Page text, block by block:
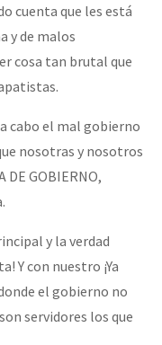
cuenta que les está
y de malos
cosa tan brutal que
cabo el mal gobierno
nosotras y nosotros
GOBIERNO,
y la verdad
Y con nuestro ¡Ya
el gobierno no
servidores los que